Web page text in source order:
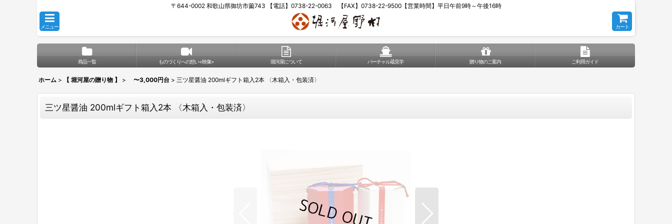
〒644-0002 和歌山県御坊市薗743 【電話】0738-22-0063 【FAX】0738-22-9500【営業時間】平日午前9時～午後16時
メニュー カート
商品一覧 ものづくりへの想い<映像> 堀河屋について バーチャル蔵見学 贈り物のご案内 ご利用ガイド
ホーム > 【 堀河屋の贈り物 】 > 〜3,000円台 > 三ツ星醤油 200mlギフト箱入2本 〈木箱入・包装済〉
三ツ星醤油 200mlギフト箱入2本 〈木箱入・包装済〉